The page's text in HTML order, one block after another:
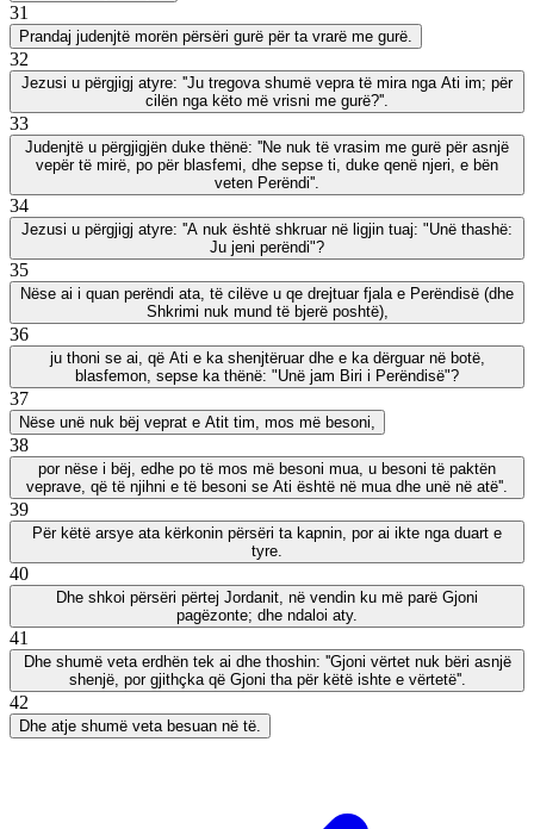
31
Prandaj judenjtë morën përsëri gurë për ta vrarë me gurë.
32
Jezusi u përgjigj atyre: ''Ju tregova shumë vepra të mira nga Ati im; për
cilën nga këto më vrisni me gurë?''.
33
Judenjtë u përgjigjën duke thënë: ''Ne nuk të vrasim me gurë për asnjë
vepër të mirë, po për blasfemi, dhe sepse ti, duke qenë njeri, e bën
veten Perëndi''.
34
Jezusi u përgjigj atyre: ''A nuk është shkruar në ligjin tuaj: "Unë thashë:
Ju jeni perëndi"?
35
Nëse ai i quan perëndi ata, të cilëve u qe drejtuar fjala e Perëndisë (dhe
Shkrimi nuk mund të bjerë poshtë),
36
ju thoni se ai, që Ati e ka shenjtëruar dhe e ka dërguar në botë,
blasfemon, sepse ka thënë: "Unë jam Biri i Perëndisë"?
37
Nëse unë nuk bëj veprat e Atit tim, mos më besoni,
38
por nëse i bëj, edhe po të mos më besoni mua, u besoni të paktën
veprave, që të njihni e të besoni se Ati është në mua dhe unë në atë''.
39
Për këtë arsye ata kërkonin përsëri ta kapnin, por ai ikte nga duart e
tyre.
40
Dhe shkoi përsëri përtej Jordanit, në vendin ku më parë Gjoni
pagëzonte; dhe ndaloi aty.
41
Dhe shumë veta erdhën tek ai dhe thoshin: ''Gjoni vërtet nuk bëri asnjë
shenjë, por gjithçka që Gjoni tha për këtë ishte e vërtetë''.
42
Dhe atje shumë veta besuan në të.